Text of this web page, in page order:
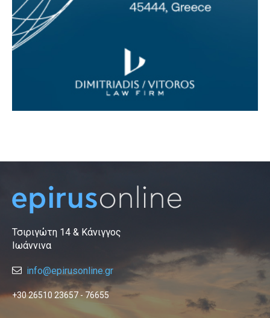
Τσιριγώτη 14 & Κάνιγγος
Ιωάννινα
info@epirusonline.gr
+30 26510 23657 - 76655